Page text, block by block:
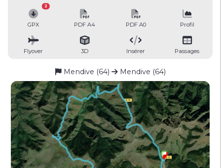
GPX
2
PDF A4 PDF A0 Profil
Flyover 3D Insérer Passages
Mendive (64) Mendive (64)